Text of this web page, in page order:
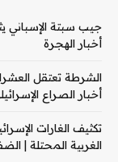
جيب سبتة الإسباني
أخبار الهجرة
الشرطة تعتقل
أخبار الصراع
تكثيف الغارات
الغربية المحتلة |